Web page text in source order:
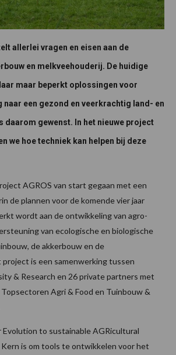
allerlei vragen en eisen aan de
en melkveehouderij. De huidige
maar beperkt oplossingen voor
naar een gezond en veerkrachtig land- en
daarom gewenst. In het nieuwe project
we hoe techniek kan helpen bij deze
AGROS van start gegaan met een
de plannen voor de komende vier jaar
wordt aan de ontwikkeling van agro-
van ecologische en biologische
de akkerbouw en de
project is een samenwerking tussen
& Research en 26 private partners met
Agri & Food en Tuinbouw &
Evolution to sustainable AGRicultural
is om tools te ontwikkelen voor het